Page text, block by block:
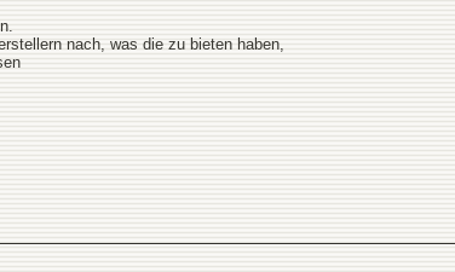
nach, was die zu bieten haben,